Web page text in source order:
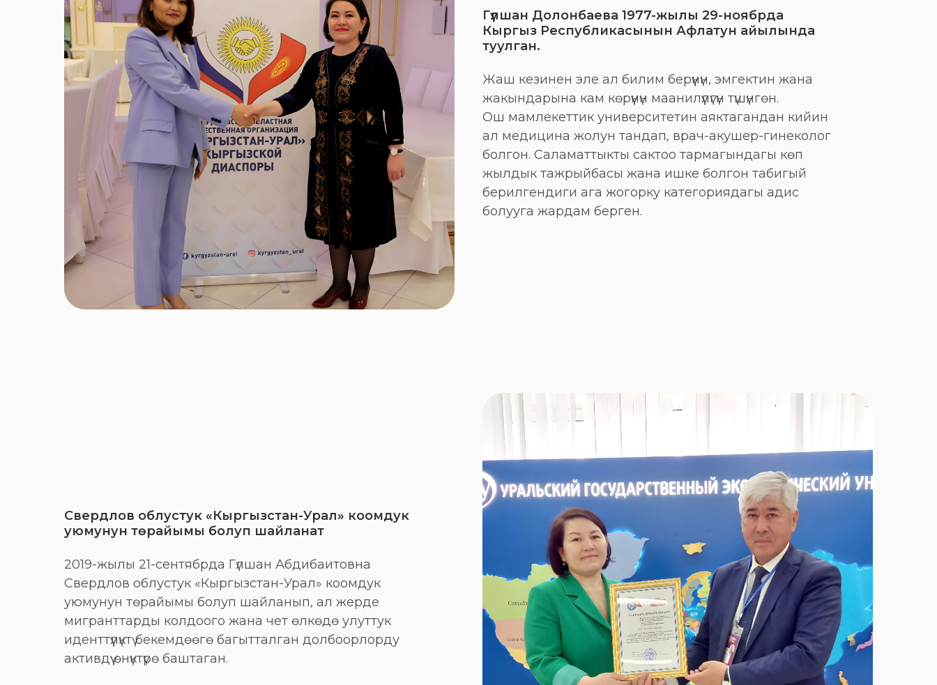
Гүлшан Долонбаева 1977-жылы 29-ноябрда
Кыргыз Республикасынын Афлатун айылында
туулган.
Жаш кезинен эле ал билим берүүнүн, эмгектин жана
жакындарына кам көрүүнүн маанилүүлүгүн түшүнгөн.
Ош мамлекеттик университетин аяктагандан кийин
ал медицина жолун тандап, врач-акушер-гинеколог
болгон. Саламаттыкты сактоо тармагындагы көп
жылдык тажрыйбасы жана ишке болгон табигый
берилгендиги ага жогорку категориядагы адис
болууга жардам берген.
Свердлов облустук «Кыргызстан-Урал» коомдук
уюмунун төрайымы болуп шайланат
2019-жылы 21-сентябрда Гүлшан Абдибаитовна
Свердлов облустук «Кыргызстан-Урал» коомдук
уюмунун төрайымы болуп шайланып, ал жерде
мигранттарды колдоого жана чет өлкөдө улуттук
иденттүүлүктү бекемдөөгө багытталган долбоорлорду
активдүү өнүктүрө баштаган.